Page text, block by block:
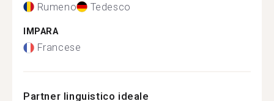
Rumeno Tedesco
IMPARA
Francese
Partner linguistico ideale